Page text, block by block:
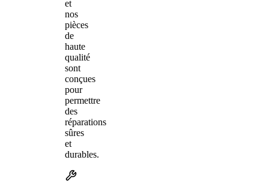
et
nos
pièces
de
haute
qualité
sont
conçues
pour
permettre
des
réparations
sûres
et
durables.